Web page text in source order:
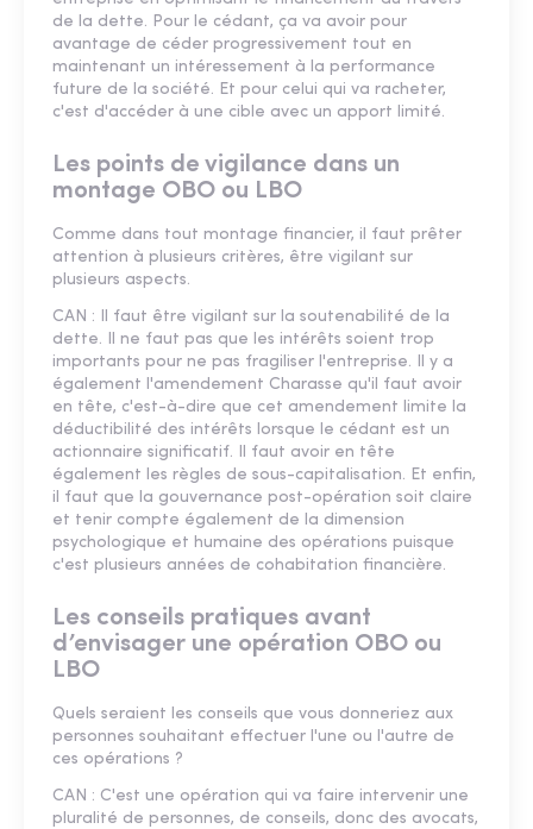
de la dette. Pour le cédant, ça va avoir pour
avantage de céder progressivement tout en
maintenant un intéressement à la performance
future de la société. Et pour celui qui va racheter,
c'est d'accéder à une cible avec un apport limité.
Les points de vigilance dans un
montage OBO ou LBO
Comme dans tout montage financier, il faut prêter
attention à plusieurs critères, être vigilant sur
plusieurs aspects.
CAN : Il faut être vigilant sur la soutenabilité de la
dette. Il ne faut pas que les intérêts soient trop
importants pour ne pas fragiliser l'entreprise. Il y a
également l'amendement Charasse qu'il faut avoir
en tête, c'est-à-dire que cet amendement limite la
déductibilité des intérêts lorsque le cédant est un
actionnaire significatif. Il faut avoir en tête
également les règles de sous-capitalisation. Et enfin,
il faut que la gouvernance post-opération soit claire
et tenir compte également de la dimension
psychologique et humaine des opérations puisque
c'est plusieurs années de cohabitation financière.
Les conseils pratiques avant
d’envisager une opération OBO ou
LBO
Quels seraient les conseils que vous donneriez aux
personnes souhaitant effectuer l'une ou l'autre de
ces opérations ?
CAN : C'est une opération qui va faire intervenir une
pluralité de personnes, de conseils, donc des avocats,